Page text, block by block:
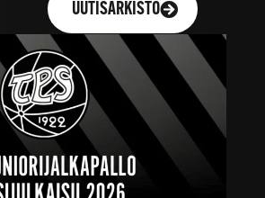
UUTISARKISTO